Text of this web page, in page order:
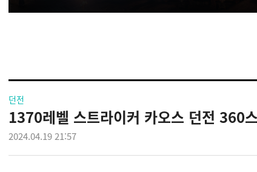
던전
1370레벨 스트라이커 카오스 던전 360
2024.04.19 21:57